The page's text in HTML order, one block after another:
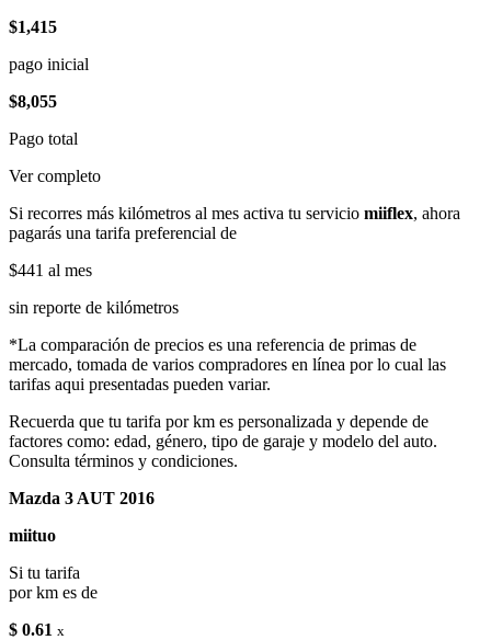
$1,415
pago inicial
$8,055
Pago total
Ver completo
Si recorres más kilómetros al mes activa tu servicio miiflex, ahora
pagarás una tarifa preferencial de
$441 al mes
sin reporte de kilómetros
*La comparación de precios es una referencia de primas de
mercado, tomada de varios compradores en línea por lo cual las
tarifas aqui presentadas pueden variar.
Recuerda que tu tarifa por km es personalizada y depende de
factores como: edad, género, tipo de garaje y modelo del auto.
Consulta términos y condiciones.
Mazda 3 AUT 2016
miituo
Si tu tarifa
por km es de
$ 0.61 x